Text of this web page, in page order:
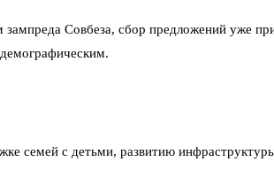
Совбеза, сбор предложений уже
семей с детьми, развитию